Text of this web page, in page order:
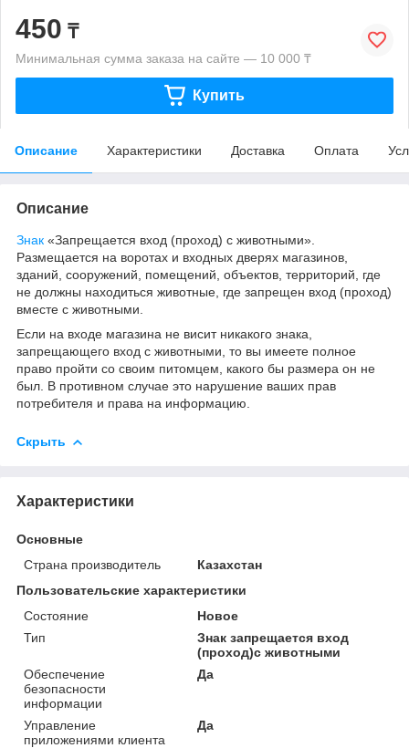
450 ₸
Минимальная сумма заказа на сайте — 10 000 ₸
Купить
Описание Характеристики Доставка Оплата
Описание
Знак «Запрещается вход (проход) с животными».
Размещается на воротах и входных дверях магазинов,
зданий, сооружений, помещений, объектов, территорий, где
не должны находиться животные, где запрещен вход (проход)
вместе с животными.
Если на входе магазина не висит никакого знака,
запрещающего вход с животными, то вы имеете полное
право пройти со своим питомцем, какого бы размера он не
был. В противном случае это нарушение ваших прав
потребителя и права на информацию.
Скрыть
Характеристики
Основные
Страна производитель
Казахстан
Пользовательские характеристики
Состояние
Новое
Тип
Знак запрещается вход
(проход)с животными
Обеспечение
безопасности
информации
Да
Управление
приложениями клиента
Да